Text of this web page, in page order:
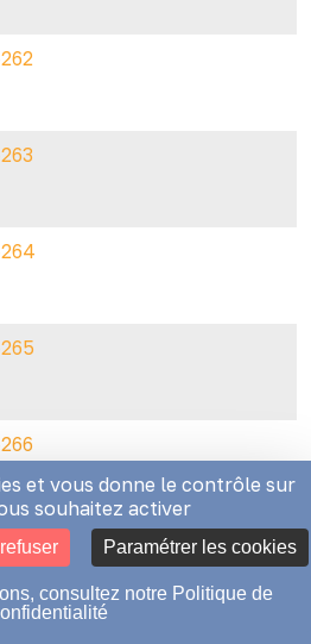
et vous donne le contrôle sur
souhaitez activer
Paramétrer les cookies
consultez notre Politique de